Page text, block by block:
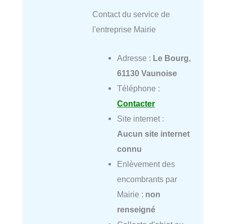
Contact du service de
l'entreprise Mairie
Adresse : Le Bourg,
61130 Vaunoise
Téléphone :
Contacter
Site internet :
Aucun site internet
connu
Enlèvement des
encombrants par
Mairie : non
renseigné